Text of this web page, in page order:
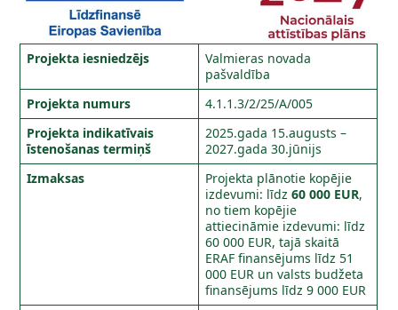
Projekta iesniedzējs
Valmieras novada
pašvaldība
Projekta numurs
4.1.1.3/2/25/A/005
Projekta indikatīvais
īstenošanas termiņš
2025.gada 15.augusts –
2027.gada 30.jūnijs
Izmaksas
Projekta plānotie kopējie
izdevumi: līdz60 000 EUR,
no tiem kopējie
attiecināmie izdevumi: līdz
60 000 EUR, tajā skaitā
ERAF finansējums līdz 51
000 EUR un valsts budžeta
finansējums līdz 9 000 EUR